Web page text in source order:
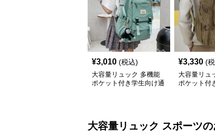
¥3,010 (税込)
大容量リュック 多機能
ポケット付き学生向け通
¥3,330 (
大容量リュ
ポケット
大容量リュック スポーツの